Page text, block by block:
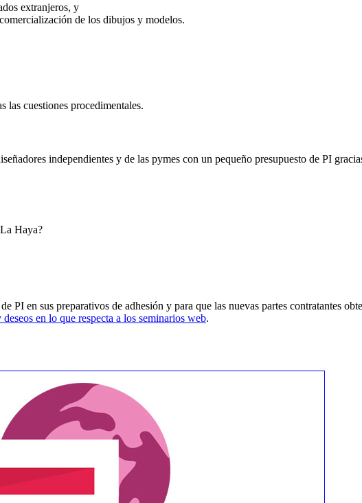
extranjeros, y
de los dibujos y modelos.
las cuestiones procedimentales.
independientes y de las pymes con un pequeño presupuesto de PI
Haya?
PI en sus preparativos de adhesión y para que las nuevas partes contratantes
en lo que respecta a los seminarios web.